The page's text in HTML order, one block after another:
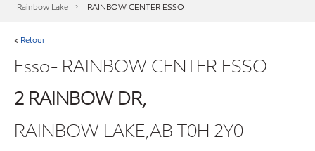
Rainbow Lake
RAINBOW CENTER ESSO
< Retour
Esso- RAINBOW CENTER ESSO
2 RAINBOW DR,
RAINBOW LAKE,AB T0H 2Y0